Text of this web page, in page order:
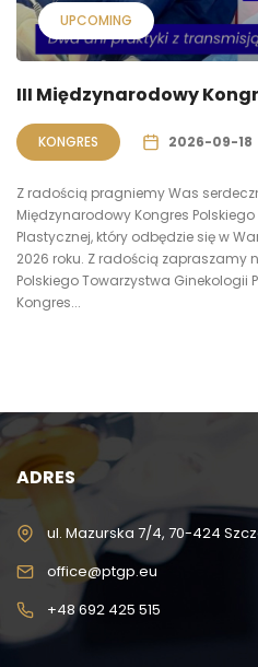
UPCOMING
III Międzynarodowy
KONGRES 2026-09-18
Z radością pragniemy Was
Międzynarodowy Kongres
Plastycznej, który odbędzie się w
2026 roku. Z radością zapraszamy
Polskiego Towarzystwa Ginekologii
Kongres...
ADRES
ul. Mazurska 7/4, 70-424
office@ptgp.eu
+48 692 425 515